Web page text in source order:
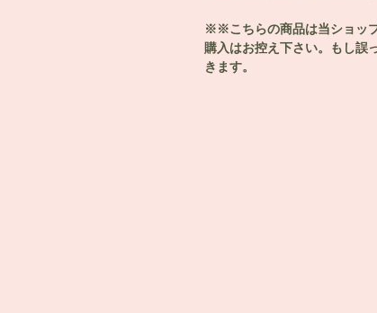
※※こちらの商品は当ショッ
購入はお控え下さい。もし誤
きます。